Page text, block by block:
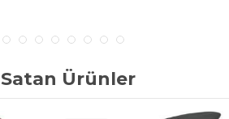
Ürünler